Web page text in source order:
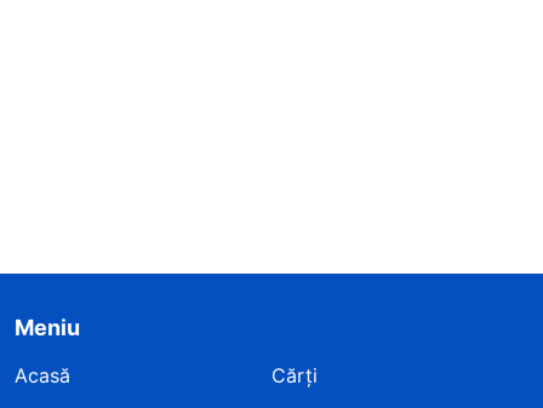
Meniu
Acasă
Cărți